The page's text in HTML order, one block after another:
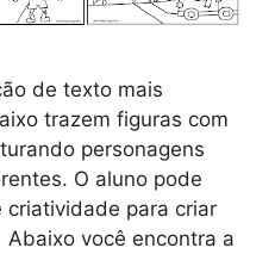
de texto mais
trazem figuras com
personagens
O aluno pode
criatividade para criar
você encontra a